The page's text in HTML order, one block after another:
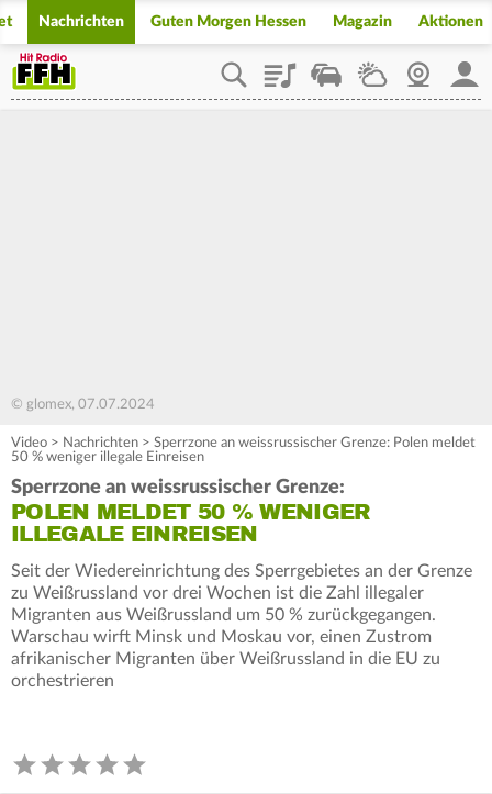
Nachrichten Guten Morgen Hessen Magazin Aktionen
PlaylistStaupilotWetterWebcam
© glomex, 07.07.2024
Video > Nachrichten > Sperrzone an weissrussischer Grenze: Polen meldet
50 % weniger illegale Einreisen
Sperrzone an weissrussischer Grenze:
POLEN MELDET 50 % WENIGER
ILLEGALE EINREISEN
Seit der Wiedereinrichtung des Sperrgebietes an der Grenze
zu Weißrussland vor drei Wochen ist die Zahl illegaler
Migranten aus Weißrussland um 50 % zurückgegangen.
Warschau wirft Minsk und Moskau vor, einen Zustrom
afrikanischer Migranten über Weißrussland in die EU zu
orchestrieren